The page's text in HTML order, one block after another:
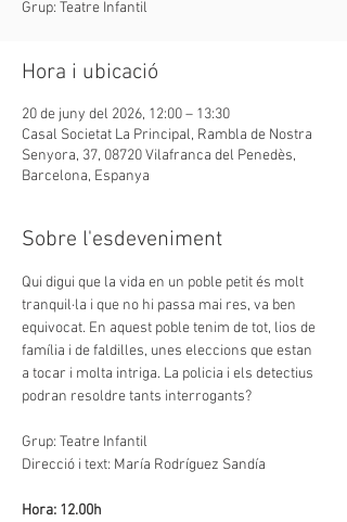
Grup: Teatre Infantil
Hora i ubicació
20 de juny del 2026, 12:00 – 13:30
Casal Societat La Principal, Rambla de Nostra
Senyora, 37, 08720 Vilafranca del Penedès,
Barcelona, Espanya
Sobre l'esdeveniment
Qui digui que la vida en un poble petit és molt
tranquil·la i que no hi passa mai res, va ben
equivocat. En aquest poble tenim de tot, lios de
família i de faldilles, unes eleccions que estan
a tocar i molta intriga. La policia i els detectius
podran resoldre tants interrogants?
Grup: Teatre Infantil
Direcció i text: María Rodríguez Sandía
Hora: 12.00h